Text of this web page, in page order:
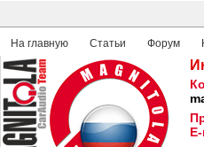
На главную Статьи Форум